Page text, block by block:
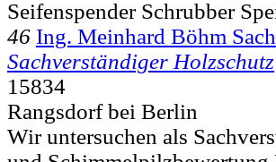
Seifenspender Schrubber
46 Ing. Meinhard Böhm
Sachverständiger Holzschutz
15834
Rangsdorf bei Berlin
Wir untersuchen als